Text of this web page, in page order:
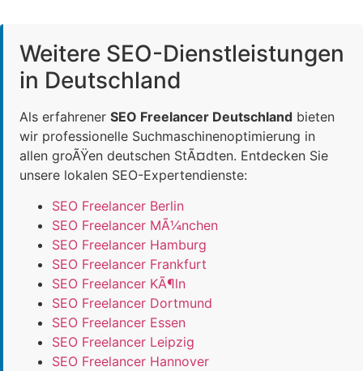
Weitere SEO-Dienstleistungen
in Deutschland
Als erfahrener SEO Freelancer Deutschland bieten
wir professionelle Suchmaschinenoptimierung in
allen groÃŸen deutschen StÃ¤dten. Entdecken Sie
unsere lokalen SEO-Expertendienste:
SEO Freelancer Berlin
SEO Freelancer MÃ¼nchen
SEO Freelancer Hamburg
SEO Freelancer Frankfurt
SEO Freelancer KÃ¶ln
SEO Freelancer Dortmund
SEO Freelancer Essen
SEO Freelancer Leipzig
SEO Freelancer Hannover